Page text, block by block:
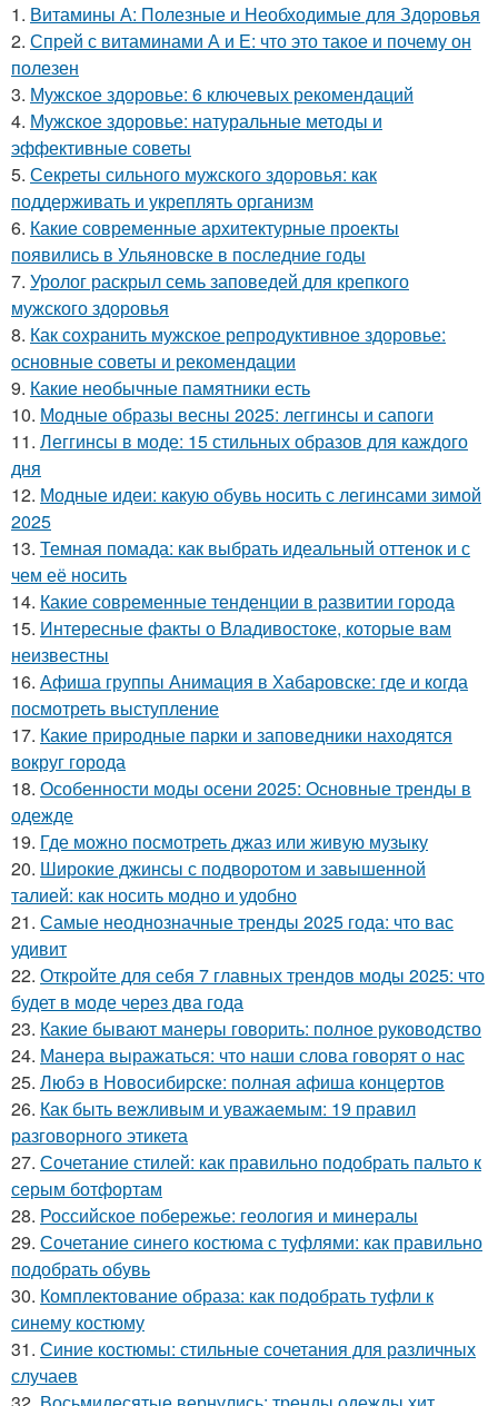
1. Витамины А: Полезные и Необходимые для Здоровья
2. Спрей с витаминами А и Е: что это такое и почему он
полезен
3. Мужское здоровье: 6 ключевых рекомендаций
4. Мужское здоровье: натуральные методы и
эффективные советы
5. Секреты сильного мужского здоровья: как
поддерживать и укреплять организм
6. Какие современные архитектурные проекты
появились в Ульяновске в последние годы
7. Уролог раскрыл семь заповедей для крепкого
мужского здоровья
8. Как сохранить мужское репродуктивное здоровье:
основные советы и рекомендации
9. Какие необычные памятники есть
10. Модные образы весны 2025: леггинсы и сапоги
11. Леггинсы в моде: 15 стильных образов для каждого
дня
12. Модные идеи: какую обувь носить с легинсами зимой
2025
13. Темная помада: как выбрать идеальный оттенок и с
чем её носить
14. Какие современные тенденции в развитии города
15. Интересные факты о Владивостоке, которые вам
неизвестны
16. Афиша группы Анимация в Хабаровске: где и когда
посмотреть выступление
17. Какие природные парки и заповедники находятся
вокруг города
18. Особенности моды осени 2025: Основные тренды в
одежде
19. Где можно посмотреть джаз или живую музыку
20. Широкие джинсы с подворотом и завышенной
талией: как носить модно и удобно
21. Самые неоднозначные тренды 2025 года: что вас
удивит
22. Откройте для себя 7 главных трендов моды 2025: что
будет в моде через два года
23. Какие бывают манеры говорить: полное руководство
24. Манера выражаться: что наши слова говорят о нас
25. Любэ в Новосибирске: полная афиша концертов
26. Как быть вежливым и уважаемым: 19 правил
разговорного этикета
27. Сочетание стилей: как правильно подобрать пальто к
серым ботфортам
28. Российское побережье: геология и минералы
29. Сочетание синего костюма с туфлями: как правильно
подобрать обувь
30. Комплектование образа: как подобрать туфли к
синему костюму
31. Синие костюмы: стильные сочетания для различных
случаев